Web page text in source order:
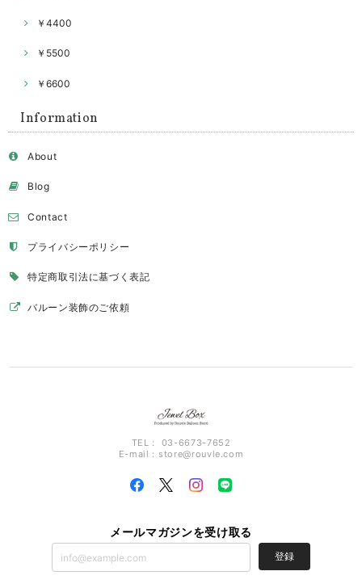
￥4400
￥5500
￥6600
Information
About
Blog
Contact
プライバシーポリシー
特定商取引法に基づく表記
バルーン装飾のご依頼
TEL： 03-6673-7652
E-mail： store@rouvle.com
メールマガジンを受け取る
登録